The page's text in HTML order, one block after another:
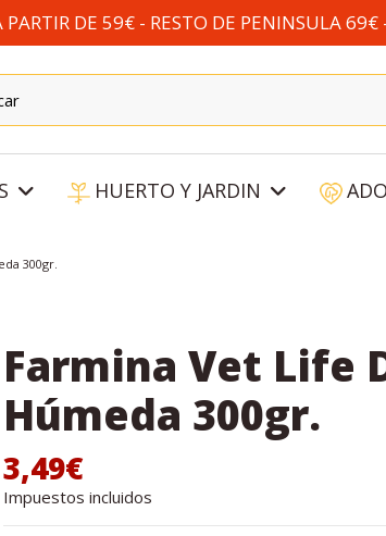
PARTIR DE 59€ - RESTO DE PENINSULA
HUERTO Y JARDIN
300gr.
Farmina Vet Life
Húmeda 300gr.
3,49€
Impuestos incluidos